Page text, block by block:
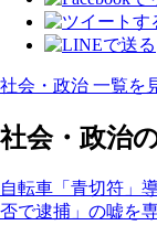
社会・政治 一覧を
社会・政治
自転車「青切符」
否で逮捕」の嘘を